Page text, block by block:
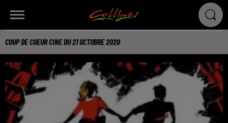
COUP DE COEUR CINE DU 21 OCTOBRE 2020